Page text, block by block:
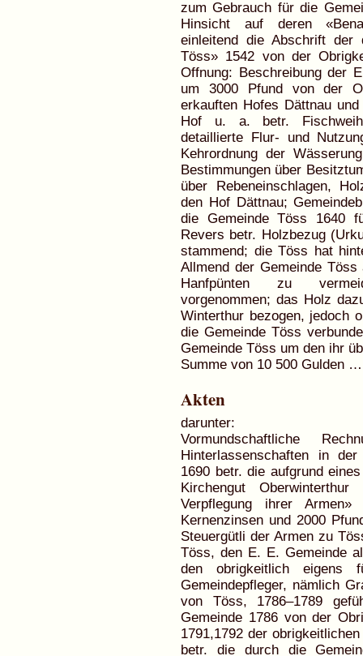
zum Gebrauch für die
Hinsicht auf deren
einleitend die Abschrift der
Töss» 1542 von der
Offnung: Beschreibung der
um 3000 Pfund von der
erkauften Hofes Dättnau
Hof u. a. betr.
detaillierte Flur- und
Kehrordnung der
Bestimmungen über
über Rebeneinschlagen,
den Hof Dättnau;
die Gemeinde Töss 1640
Revers betr. Holzbezug
stammend; die Töss hat
Allmend der Gemeinde
Hanfpünten zu
vorgenommen; das Holz
Winterthur bezogen, jedoch
die Gemeinde Töss
Gemeinde Töss um den ihr
Summe von 10 500 Gulden
Akten
darunter:
Vormundschaftliche
Hinterlassenschaften in
1690 betr. die aufgrund
Kirchengut
Verpflegung ihrer
Kernenzinsen und 2000
Steuergütli der Armen zu
Töss, den E. E. Gemeinde
den obrigkeitlich eigens
Gemeindepfleger, nämlich
von Töss, 1786–1789
Gemeinde 1786 von der
1791,1792 der
betr. die durch die